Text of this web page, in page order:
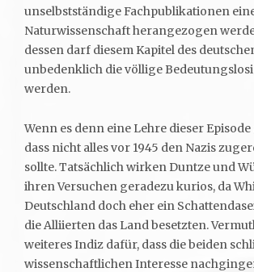
unselbstständige Fachpublikationen
Naturwissenschaft herangezogen
dessen darf diesem Kapitel des
unbedenklich die völlige
werden.
Wenn es denn eine Lehre dieser
dass nicht alles vor 1945 den Nazis
sollte. Tatsächlich wirken Duntze und
ihren Versuchen geradezu kurios, da
Deutschland doch eher ein
die Alliierten das Land besetzten.
weiteres Indiz dafür, dass die beiden
wissenschaftlichen Interesse